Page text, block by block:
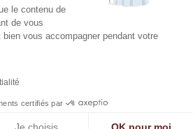
le contenu de
de vous
vous accompagner pendant votre
certifiés par